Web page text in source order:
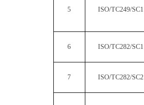
5 ISO/TC249/SC1
6 ISO/TC282/SC1
7 ISO/TC282/SC2